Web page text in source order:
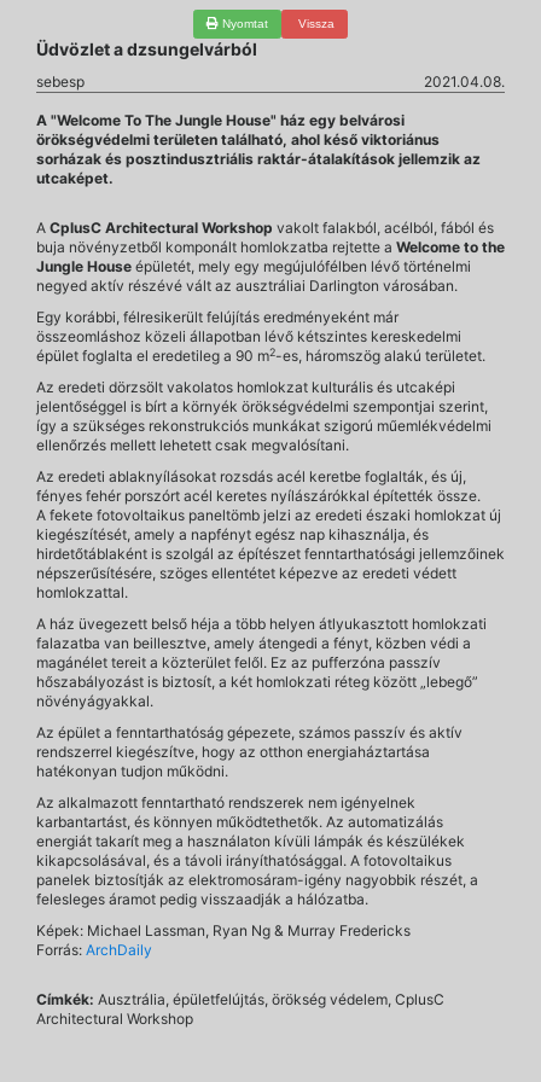
Nyomtat Vissza
Üdvözlet a dzsungelvárból
sebesp 2021.04.08.
A "Welcome To The Jungle House" ház egy belvárosi
örökségvédelmi területen található, ahol késő viktoriánus
sorházak és posztindusztriális raktár-átalakítások jellemzik az
utcaképet.
A CplusC Architectural Workshop vakolt falakból, acélból, fából és
buja növényzetből komponált homlokzatba rejtette a Welcome to the
Jungle House épületét, mely egy megújulófélben lévő történelmi
negyed aktív részévé vált az ausztráliai Darlington városában.
Egy korábbi, félresikerült felújítás eredményeként már
összeomláshoz közeli állapotban lévő kétszintes kereskedelmi
épület foglalta el eredetileg a 90 m2-es, háromszög alakú területet.
Az eredeti dörzsölt vakolatos homlokzat kulturális és utcaképi
jelentőséggel is bírt a környék örökségvédelmi szempontjai szerint,
így a szükséges rekonstrukciós munkákat szigorú műemlékvédelmi
ellenőrzés mellett lehetett csak megvalósítani.
Az eredeti ablaknyílásokat rozsdás acél keretbe foglalták, és új,
fényes fehér porszórt acél keretes nyílászárókkal építették össze.
A fekete fotovoltaikus paneltömb jelzi az eredeti északi homlokzat új
kiegészítését, amely a napfényt egész nap kihasználja, és
hirdetőtáblaként is szolgál az építészet fenntarthatósági jellemzőinek
népszerűsítésére, szöges ellentétet képezve az eredeti védett
homlokzattal.
A ház üvegezett belső héja a több helyen átlyukasztott homlokzati
falazatba van beillesztve, amely átengedi a fényt, közben védi a
magánélet tereit a közterület felől. Ez az pufferzóna passzív
hőszabályozást is biztosít, a két homlokzati réteg között „lebegő”
növényágyakkal.
Az épület a fenntarthatóság gépezete, számos passzív és aktív
rendszerrel kiegészítve, hogy az otthon energiaháztartása
hatékonyan tudjon működni.
Az alkalmazott fenntartható rendszerek nem igényelnek
karbantartást, és könnyen működtethetők. Az automatizálás
energiát takarít meg a használaton kívüli lámpák és készülékek
kikapcsolásával, és a távoli irányíthatósággal. A fotovoltaikus
panelek biztosítják az elektromosáram-igény nagyobbik részét, a
felesleges áramot pedig visszaadják a hálózatba.
Képek: Michael Lassman, Ryan Ng & Murray Fredericks
Forrás: ArchDaily
Címkék: Ausztrália, épületfelújtás, örökség védelem, CplusC
Architectural Workshop